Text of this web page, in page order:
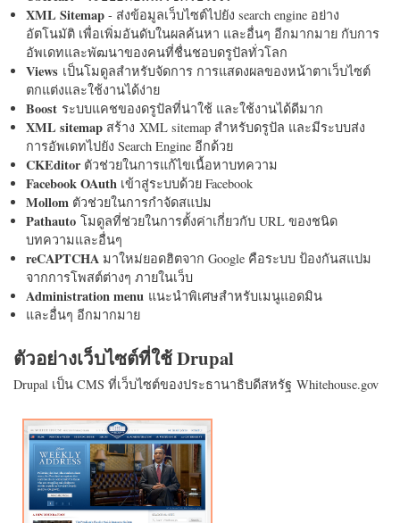
XML Sitemap - ส่งข้อมูลเว็บไซต์ไปยัง search engine อย่าง
อัตโนมัติ เพื่อเพิ่มอันดับในผลค้นหา และอื่นๆ อีกมากมาย กับการ
อัพเดทและพัฒนาของคนที่ชื่นชอบดรูปัลทั่วโลก
Views เป็นโมดูลสำหรับจัดการ การแสดงผลของหน้าตาเว็บไซต์
ตกแต่งและใช้งานได้ง่าย
Boost ระบบแคชของดรูปัลที่น่าใช้ และใช้งานได้ดีมาก
XML sitemap สร้าง XML sitemap สำหรับดรูปัล และมีระบบส่ง
การอัพเดทไปยัง Search Engine อีกด้วย
CKEditorตัวช่วยในการแก้ไขเนื้อหาบทความ
Facebook OAuth เข้าสู่ระบบด้วย Facebook
Mollom ตัวช่วยในการกำจัดสแปม
Pathauto โมดูลที่ช่วยในการตั้งค่าเกี่ยวกับ URL ของชนิด
บทความและอื่นๆ
reCAPTCHA มาใหม่ยอดฮิตจาก Google คือระบบ ป้องกันสแปม
จากการโพสต์ต่างๆ ภายในเว็บ
Administration menu แนะนำพิเศษสำหรับเมนูแอดมิน
และอื่นๆ อีกมากมาย
ตัวอย่างเว็บไซต์ที่ใช้ Drupal
Drupal เป็น CMS ที่เว็บไซต์ของประธานาธิบดีสหรัฐ Whitehouse.gov